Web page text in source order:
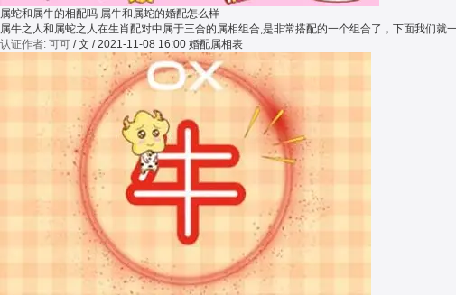
属蛇和属牛的相配吗 属牛和属蛇的婚配怎么样
属牛之人和属蛇之人在生肖配对中属于三合的属相组合,是非常搭配的一个组合了，下面我们就
认证作者: 可可 / 文 / 2021-11-08 16:00 婚配属相表